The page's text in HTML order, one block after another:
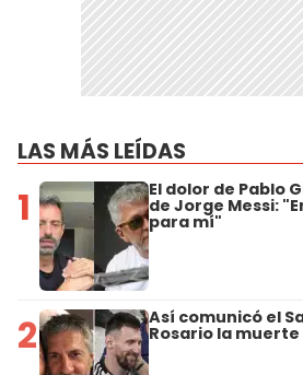
LAS MÁS LEÍDAS
1 El dolor de Pablo
de Jorge Messi:
para mí"
2 Así comunicó el
Rosario la